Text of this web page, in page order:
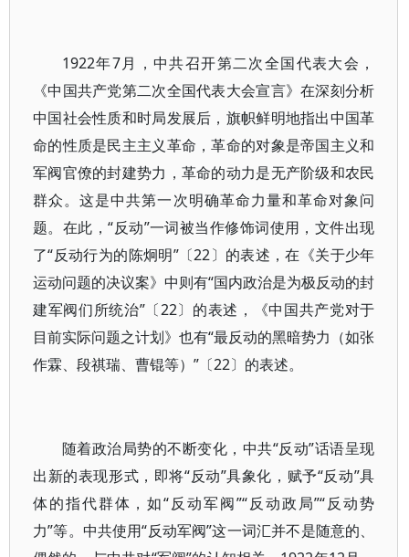
1922年7月，中共召开第二次全国代表大会，
《中国共产党第二次全国代表大会宣言》在深刻分析
中国社会性质和时局发展后，旗帜鲜明地指出中国革
命的性质是民主主义革命，革命的对象是帝国主义和
军阀官僚的封建势力，革命的动力是无产阶级和农民
群众。这是中共第一次明确革命力量和革命对象问
题。在此，“反动”一词被当作修饰词使用，文件出现
了“反动行为的陈炯明”〔22〕的表述，在《关于少年
运动问题的决议案》中则有“国内政治是为极反动的封
建军阀们所统治”〔22〕的表述，《中国共产党对于
目前实际问题之计划》也有“最反动的黑暗势力（如张
作霖、段祺瑞、曹锟等）”〔22〕的表述。
随着政治局势的不断变化，中共“反动”话语呈现
出新的表现形式，即将“反动”具象化，赋予“反动”具
体的指代群体，如“反动军阀”“反动政局”“反动势
力”等。中共使用“反动军阀”这一词汇并不是随意的、